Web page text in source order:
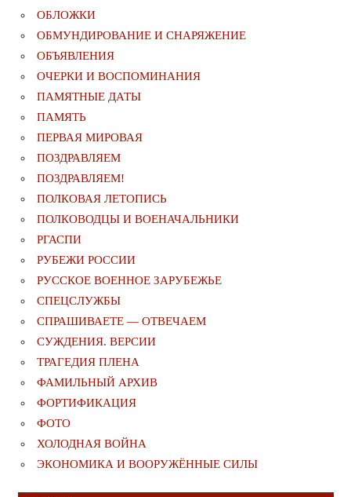
ОБЛОЖКИ
ОБМУНДИРОВАНИЕ И СНАРЯЖЕНИЕ
ОБЪЯВЛЕНИЯ
ОЧЕРКИ И ВОСПОМИНАНИЯ
ПАМЯТНЫЕ ДАТЫ
ПАМЯТЬ
ПЕРВАЯ МИРОВАЯ
ПОЗДРАВЛЯЕМ
ПОЗДРАВЛЯЕМ!
ПОЛКОВАЯ ЛЕТОПИСЬ
ПОЛКОВОДЦЫ И ВОЕНАЧАЛЬНИКИ
РГАСПИ
РУБЕЖИ РОССИИ
РУССКОЕ ВОЕННОЕ ЗАРУБЕЖЬЕ
СПЕЦСЛУЖБЫ
СПРАШИВАЕТЕ — ОТВЕЧАЕМ
СУЖДЕНИЯ. ВЕРСИИ
ТРАГЕДИЯ ПЛЕНА
ФАМИЛЬНЫЙ АРХИВ
ФОРТИФИКАЦИЯ
ФОТО
ХОЛОДНАЯ ВОЙНА
ЭКОНОМИКА И ВООРУЖЁННЫЕ СИЛЫ